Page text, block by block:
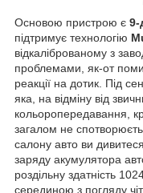
Основою пристрою є 9-
підтримує технологію
відкаліброваному з
проблемами, як-от
реакції на дотик. Під
яка, на відміну від
кольоропередавання,
загалом не
салону авто ви
заряду акумулятора
роздільну здатність
серединою з погляду